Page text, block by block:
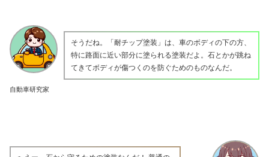
自動車研究家
そうだね。「耐チップ塗装」は、車のボディの下の方、
特に路面に近い部分に塗られる塗装だよ。石とかが跳ね
てきてボディが傷つくのを防ぐためのものなんだ。